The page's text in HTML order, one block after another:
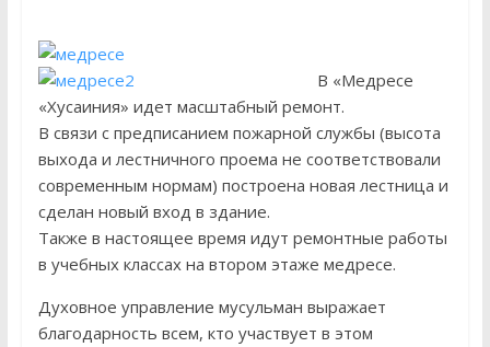
образовательной организации
«Медресе «Хусаиния» Амир (Эдуард)
Ганиев принял участие в работе V
Всероссийской научно-практической
конференции студентов
«Камалийские чтения», которая
прошла в Уфе в мечети «Ляля-
Тюльпан
27 ноября студенты 2 и 3 курса
«Хусаиния» провели генеральную
уборку в Центральной Соборной
В «Медресе
«Хусаиния» идет масштабный ремонт.
В связи с предписанием пожарной службы (высота
выхода и лестничного проема не соответствовали
современным нормам) построена новая лестница и
сделан новый вход в здание.
Также в настоящее время идут ремонтные работы
в учебных классах на втором этаже медресе.
Духовное управление мусульман выражает
благодарность всем, кто участвует в этом